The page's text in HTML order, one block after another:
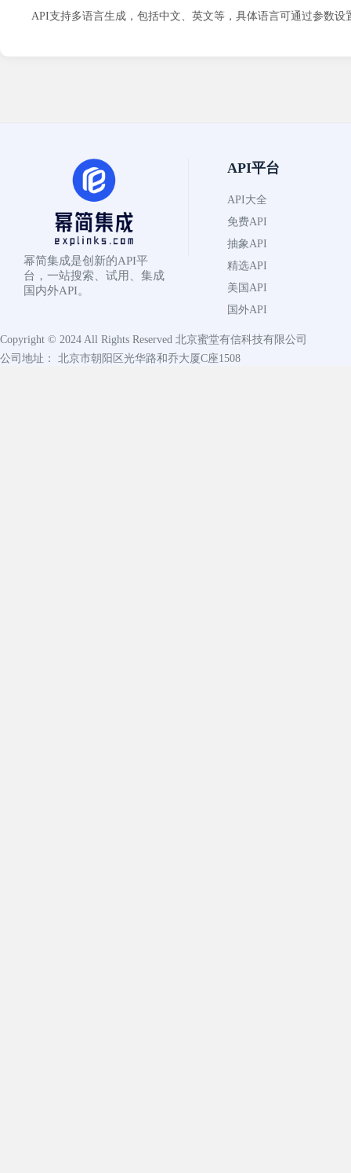
API支持多语言生成，包括中文、英文等，具体语言可通过参数设
幂简集成是创新的API平
台，一站搜索、试用、集成
国内外API。
API平台
API大全
免费API
抽象API
精选API
美国API
国外API
Copyright © 2024 All Rights Reserved 北京蜜堂有信科技有限公司
公司地址： 北京市朝阳区光华路和乔大厦C座1508